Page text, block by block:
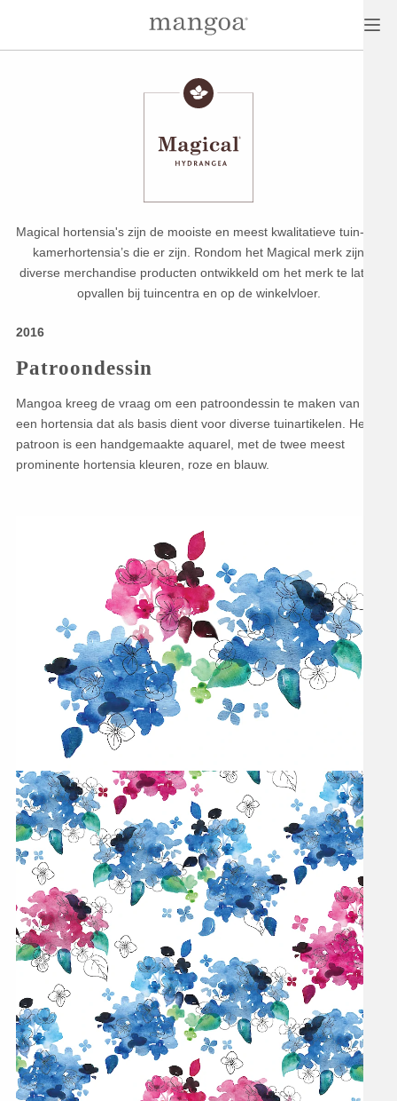
Magical hortensia's zijn de mooiste en meest kwalitatieve tuin- en
kamerhortensia’s die er zijn. Rondom het Magical merk zijn
diverse merchandise producten ontwikkeld om het merk te laten
opvallen bij tuincentra en op de winkelvloer.
2016
Patroondessin
Mangoa kreeg de vraag om een patroondessin te maken van
een hortensia dat als basis dient voor diverse tuinartikelen. Het
patroon is een handgemaakte aquarel, met de twee meest
prominente hortensia kleuren, roze en blauw.